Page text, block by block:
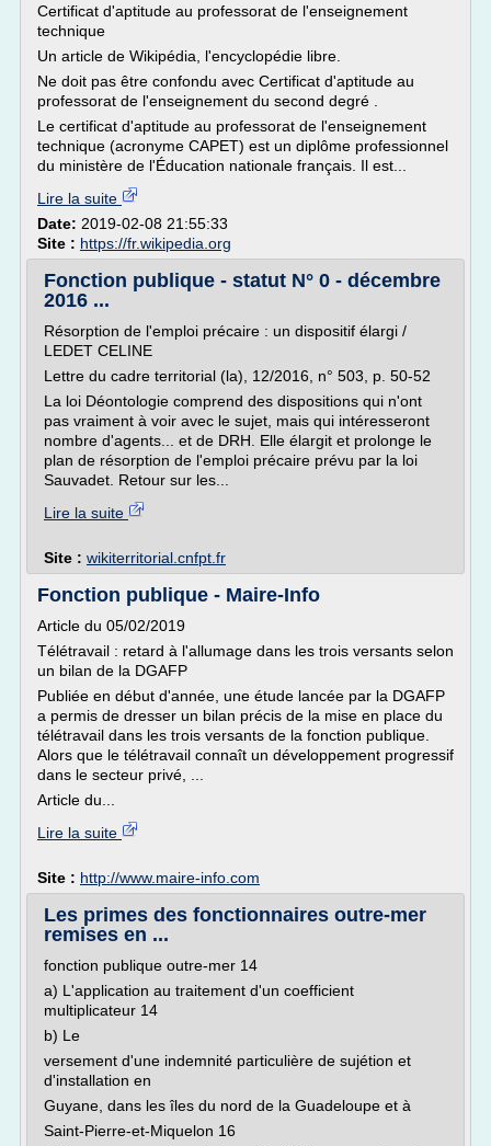
Certificat d'aptitude au professorat de l'enseignement
technique
Un article de Wikipédia, l'encyclopédie libre.
Ne doit pas être confondu avec Certificat d'aptitude au
professorat de l'enseignement du second degré .
Le certificat d'aptitude au professorat de l'enseignement
technique (acronyme CAPET) est un diplôme professionnel
du ministère de l'Éducation nationale français. Il est...
Lire la suite
Date: 2019-02-08 21:55:33
Site : https://fr.wikipedia.org
Fonction publique - statut N° 0 - décembre
2016 ...
Résorption de l'emploi précaire : un dispositif élargi /
LEDET CELINE
Lettre du cadre territorial (la), 12/2016, n° 503, p. 50-52
La loi Déontologie comprend des dispositions qui n'ont
pas vraiment à voir avec le sujet, mais qui intéresseront
nombre d'agents... et de DRH. Elle élargit et prolonge le
plan de résorption de l'emploi précaire prévu par la loi
Sauvadet. Retour sur les...
Lire la suite
Site : wikiterritorial.cnfpt.fr
Fonction publique - Maire-Info
Article du 05/02/2019
Télétravail : retard à l'allumage dans les trois versants selon
un bilan de la DGAFP
Publiée en début d'année, une étude lancée par la DGAFP
a permis de dresser un bilan précis de la mise en place du
télétravail dans les trois versants de la fonction publique.
Alors que le télétravail connaît un développement progressif
dans le secteur privé, ...
Article du...
Lire la suite
Site : http://www.maire-info.com
Les primes des fonctionnaires outre-mer
remises en ...
fonction publique outre-mer 14
a) L'application au traitement d'un coefficient
multiplicateur 14
b) Le
versement d'une indemnité particulière de sujétion et
d'installation en
Guyane, dans les îles du nord de la Guadeloupe et à
Saint-Pierre-et-Miquelon 16